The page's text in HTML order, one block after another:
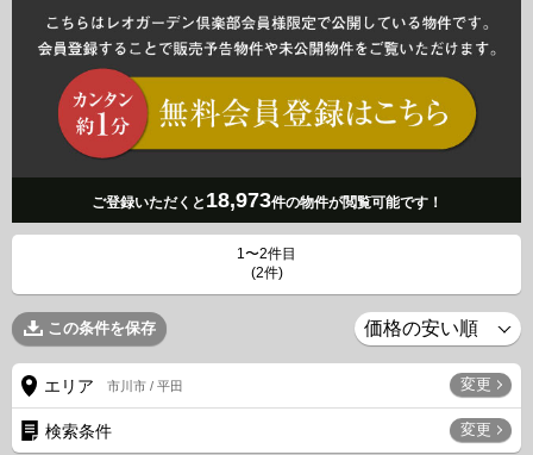
ご登録いただくと 18,973件の物件が閲覧可能です！
1〜2件目
(2件)
この条件を保存
エリア 市川市 / 平田 変更
検索条件 変更